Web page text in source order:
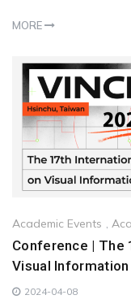
MORE
Academic Events ,
Conference | The
Visual
2024-04-08